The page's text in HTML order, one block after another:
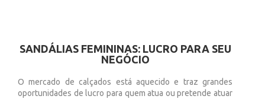
SANDÁLIAS FEMININAS: LUCRO PARA SEU
NEGÓCIO
O mercado de calçados está aquecido e traz grandes
oportunidades de lucro para quem atua ou pretende atuar